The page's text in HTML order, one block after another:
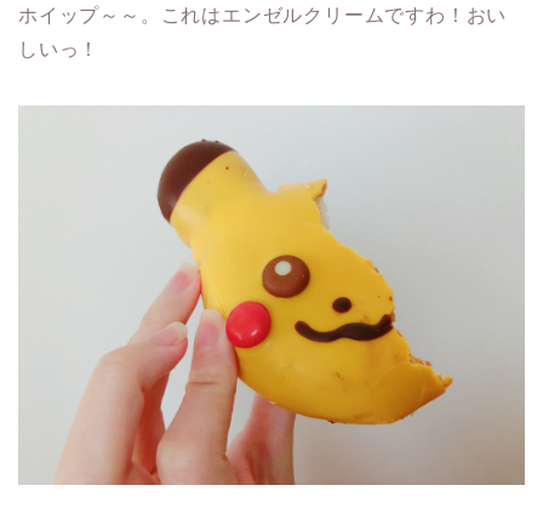
ホイップ～～。これはエンゼルクリームですわ！おい
しいっ！